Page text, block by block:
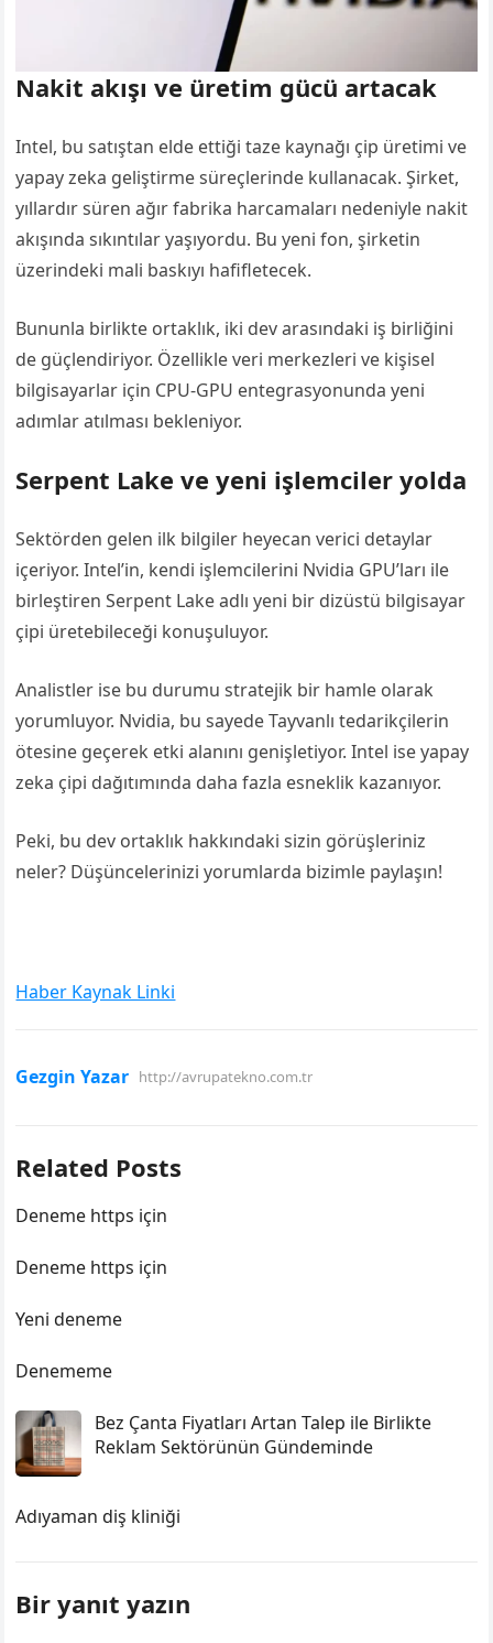
Nakit akışı ve üretim gücü artacak
Intel, bu satıştan elde ettiği taze kaynağı çip üretimi ve
yapay zeka geliştirme süreçlerinde kullanacak. Şirket,
yıllardır süren ağır fabrika harcamaları nedeniyle nakit
akışında sıkıntılar yaşıyordu. Bu yeni fon, şirketin
üzerindeki mali baskıyı hafifletecek.
Bununla birlikte ortaklık, iki dev arasındaki iş birliğini
de güçlendiriyor. Özellikle veri merkezleri ve kişisel
bilgisayarlar için CPU-GPU entegrasyonunda yeni
adımlar atılması bekleniyor.
Serpent Lake ve yeni işlemciler yolda
Sektörden gelen ilk bilgiler heyecan verici detaylar
içeriyor. Intel’in, kendi işlemcilerini Nvidia GPU’ları ile
birleştiren Serpent Lake adlı yeni bir dizüstü bilgisayar
çipi üretebileceği konuşuluyor.
Analistler ise bu durumu stratejik bir hamle olarak
yorumluyor. Nvidia, bu sayede Tayvanlı tedarikçilerin
ötesine geçerek etki alanını genişletiyor. Intel ise yapay
zeka çipi dağıtımında daha fazla esneklik kazanıyor.
Peki, bu dev ortaklık hakkındaki sizin görüşleriniz
neler? Düşüncelerinizi yorumlarda bizimle paylaşın!
Haber Kaynak Linki
Gezgin Yazar http://avrupatekno.com.tr
Related Posts
Deneme https için
Deneme https için
Yeni deneme
Denememe
Bez Çanta Fiyatları Artan Talep ile Birlikte
Reklam Sektörünün Gündeminde
Adıyaman diş kliniği
Bir yanıt yazın